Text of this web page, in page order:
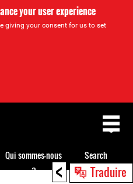
your user experience
giving your consent for us to set
< Traduire
Qui sommes-nous
?
Search